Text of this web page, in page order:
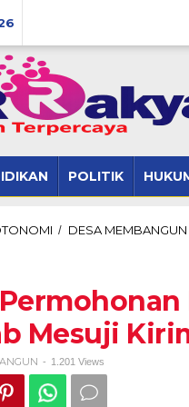
POLITIK
/ DESA MEMBANGUN
Mesuji
- 1.201 Views